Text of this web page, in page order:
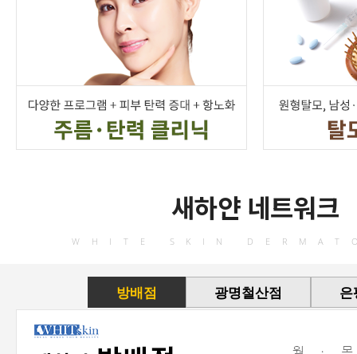
새하얀 네트워크
WHITE SKIN
방배점 광명철산점 은